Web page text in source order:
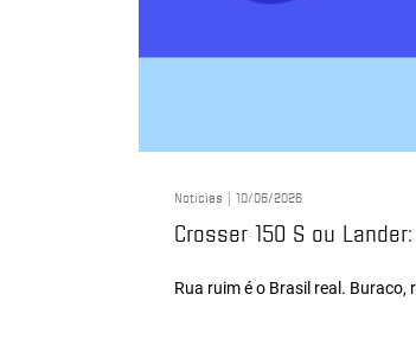
Notícias | 10/06/2026
Crosser 150 S ou
Rua ruim é o Brasil real.